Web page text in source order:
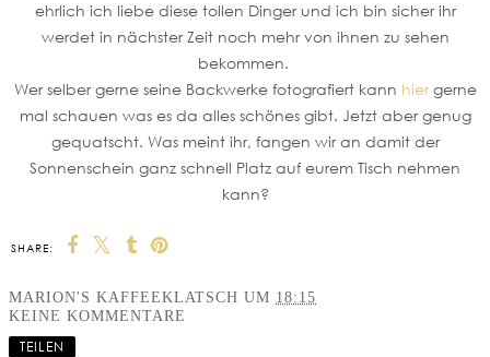
ehrlich ich liebe diese tollen Dinger und ich bin sicher ihr
werdet in nächster Zeit noch mehr von ihnen zu sehen
bekommen.
Wer selber gerne seine Backwerke fotografiert kann hiergerne
mal schauen was es da alles schönes gibt. Jetzt aber genug
gequatscht. Was meint ihr, fangen wir an damit der
Sonnenschein ganz schnell Platz auf eurem Tisch nehmen
kann?
SHARE:
MARION'S KAFFEEKLATSCH UM 18:15
KEINE KOMMENTARE
TEILEN